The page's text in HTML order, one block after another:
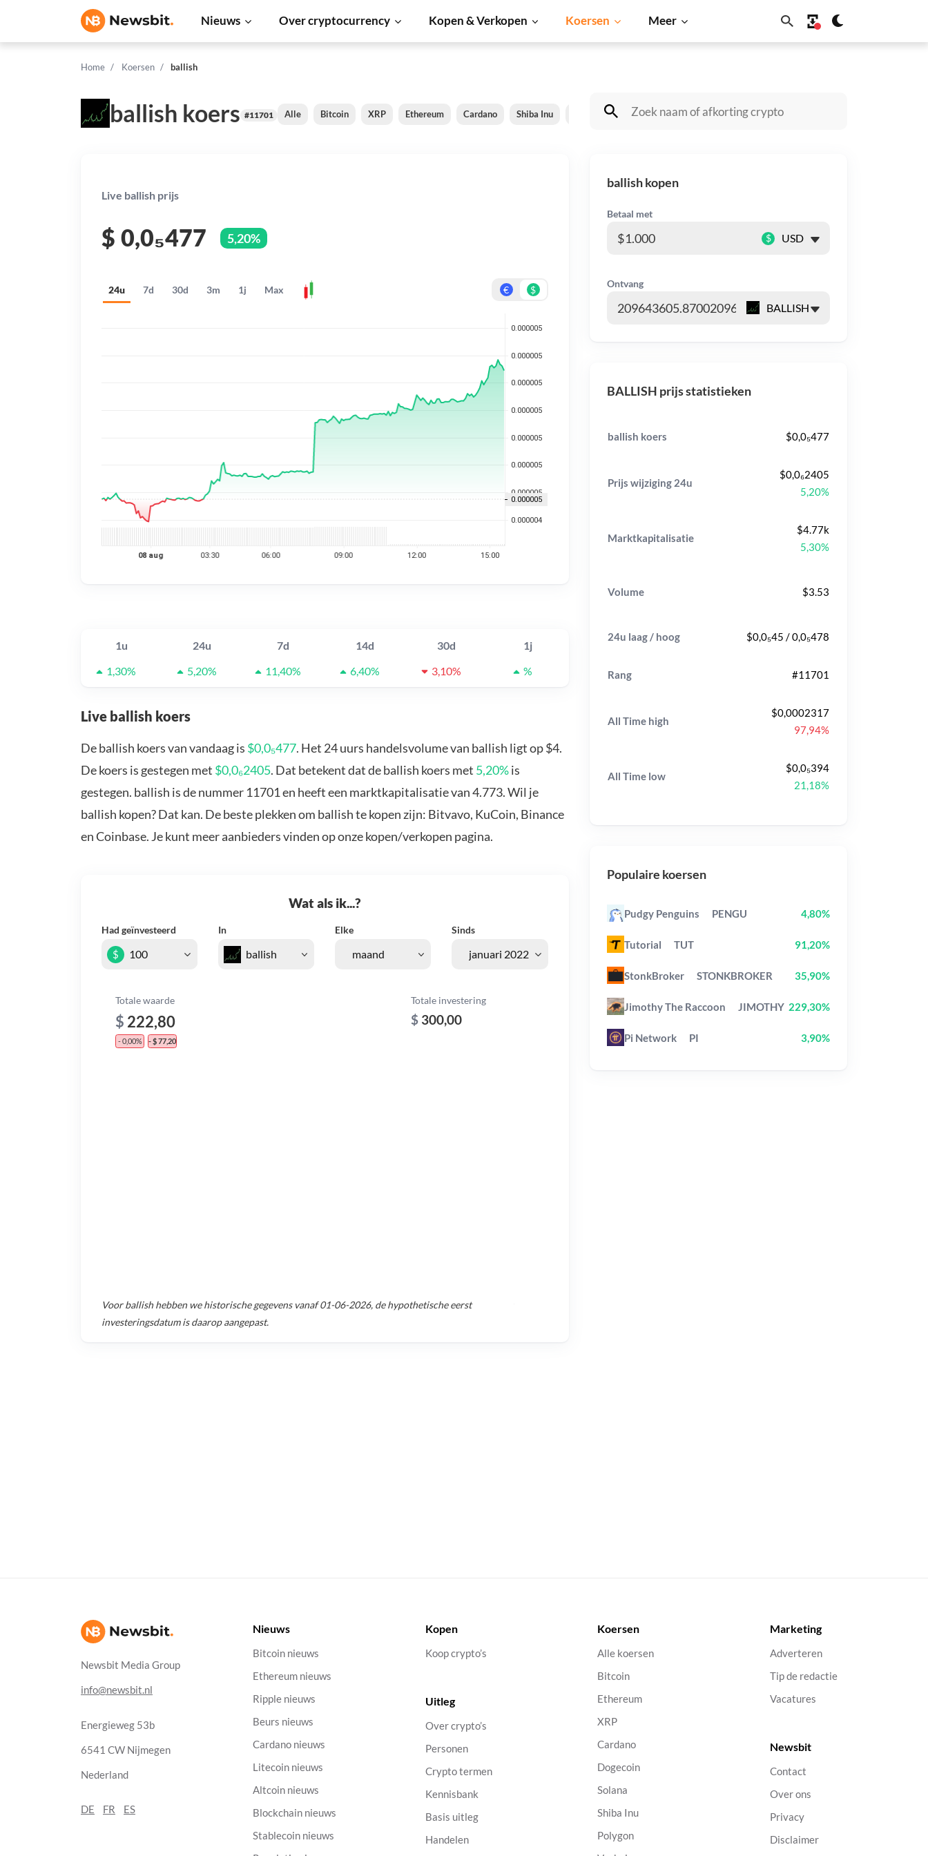
Nieuws Over cryptocurrency Kopen & Verkopen Koersen Meer
Home Koersen ballish
ballish koers #11701 Alle Bitcoin XRP Ethereum Cardano Shiba Inu Dogecoin Solana BNB
Live ballish prijs
$ 0,0₅477 5,20%
24u 7d 30d 3m 1j Max € $
1u 24u 7d 14d 30d
1j
1,30%
5,20% 11,40% 6,40% 3,10% %
Live ballish koers
De ballish koers van vandaag is $0,0₅477. Het 24 uurs handelsvolume van ballish ligt op $4.
De koers is gestegen met $0,0₆2405. Dat betekent dat de ballish koers met 5,20%is
gestegen. ballish is de nummer 11701 en heeft een marktkapitalisatie van 4.773. Wil je
ballish kopen? Dat kan. De beste plekken om ballish te kopen zijn: Bitvavo, KuCoin, Binance
en Coinbase. Je kunt meer aanbieders vinden op onze kopen/verkopen pagina.
Wat als ik...?
Had geïnvesteerd In Elke Sinds
$
Totale waarde
$ 222,80
- 0,00% - $ 77,20
Totale investering
$ 300,00
Voorballishhebben we historische gegevens vanaf01-06-2026, de hypothetische eerst
investeringsdatum is daarop aangepast.
ballish kopen
Betaal met
$
Ontvang
BALLISH prijs statistieken
ballish koers $0,0₅477
Prijs wijziging 24u
$0,0₆2405
5,20%
Marktkapitalisatie
$4.77k
5,30%
Volume $3.53
24u laag / hoog $0,0₅45 / 0,0₅478
Rang #11701
All Time high
$0,0002317
97,94%
All Time low
$0,0₅394
21,18%
Populaire koersen
Pudgy Penguins PENGU 4,80%
Tutorial TUT 91,20%
StonkBroker STONKBROKER 35,90%
Jimothy The Raccoon JIMOTHY 229,30%
Pi Network PI 3,90%
Newsbit Media Group
info@newsbit.nl
Energieweg 53b
6541 CW Nijmegen
Nederland
DE FR ES
Nieuws
Bitcoin nieuws
Ethereum nieuws
Ripple nieuws
Beurs nieuws
Cardano nieuws
Litecoin nieuws
Altcoin nieuws
Blockchain nieuws
Stablecoin nieuws
Kopen
Koop crypto’s
Uitleg
Over crypto’s
Personen
Crypto termen
Kennisbank
Basis uitleg
Handelen
Koersen
Alle koersen
Bitcoin
Ethereum
XRP
Cardano
Dogecoin
Solana
Shiba Inu
Polygon
Marketing
Adverteren
Tip de redactie
Vacatures
Newsbit
Contact
Over ons
Privacy
Disclaimer